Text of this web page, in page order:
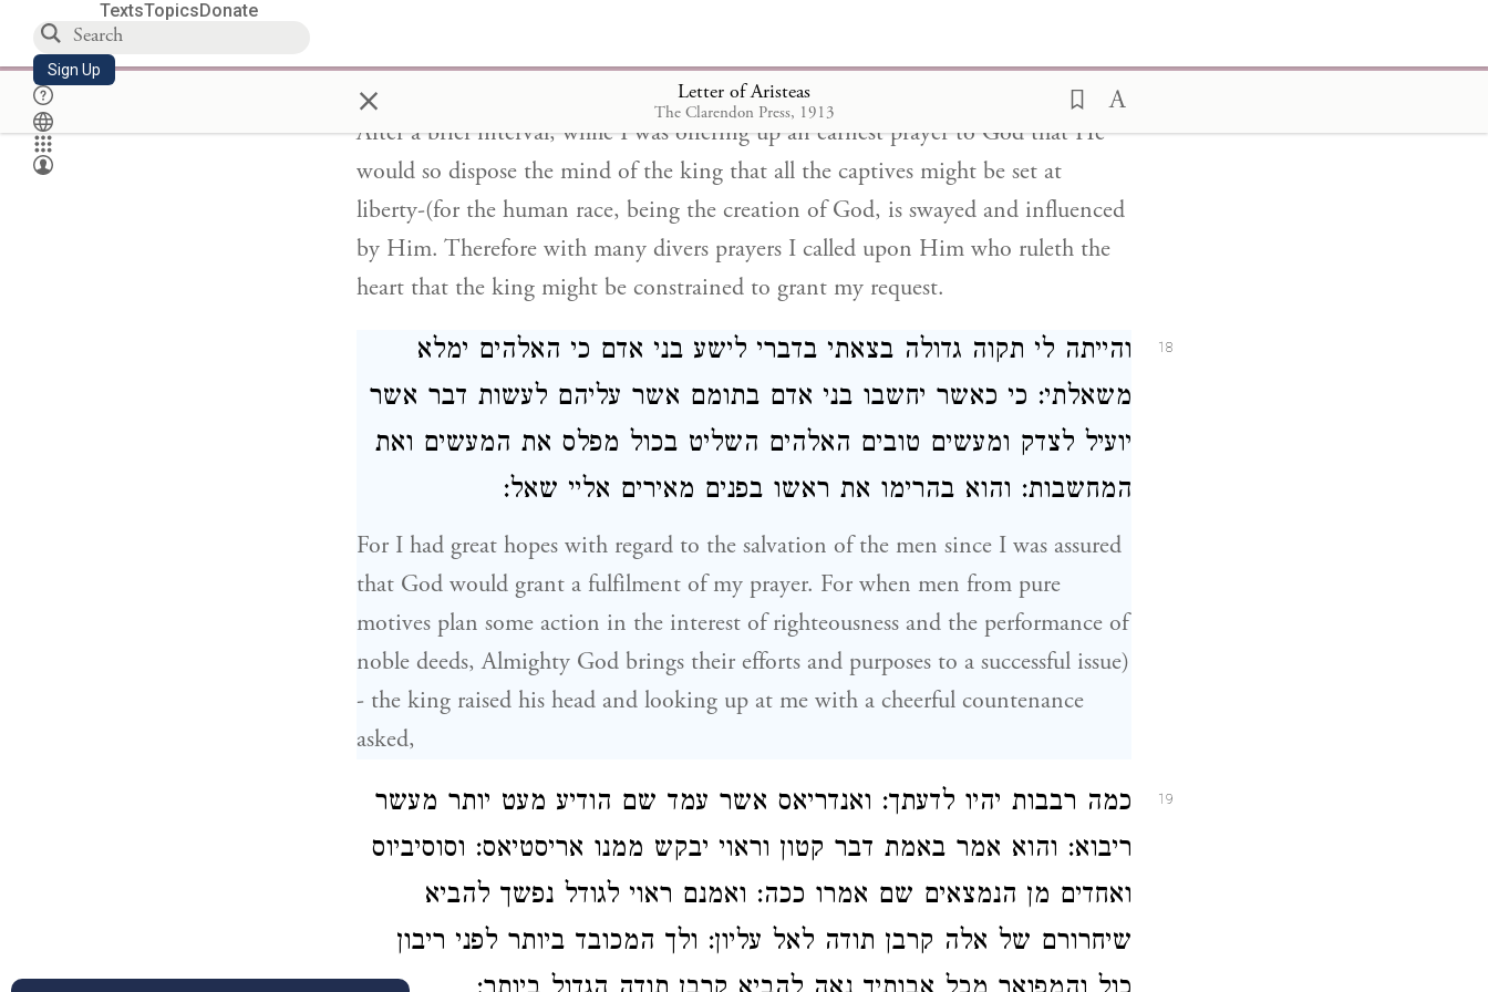
TextsTopicsDonate
Sign Up × Letter of Aristeas
The Clarendon Press, 1913
יעוררהו לעשות את אשר ביקשתי:
After a brief interval, while I was offering up an earnest prayer to God that He
would so dispose the mind of the king that all the captives might be set at
liberty-(for the human race, being the creation of God, is swayed and influenced
by Him. Therefore with many divers prayers I called upon Him who ruleth the
heart that the king might be constrained to grant my request.
18
והייתה לי תקוה גדולה בצאתי בדברי לישע בני אדם כי האלהים ימלא
משאלתי: כי כאשר יחשבו בני אדם בתומם אשר עליהם לעשות דבר אשר
יועיל לצדק ומעשים טובים האלהים השליט בכול מפלס את המעשים ואת
המחשבות: והוא בהרימו את ראשו בפנים מאירים אליי שאל:
For I had great hopes with regard to the salvation of the men since I was assured
that God would grant a fulfilment of my prayer. For when men from pure
motives plan some action in the interest of righteousness and the performance of
noble deeds, Almighty God brings their efforts and purposes to a successful issue)
- the king raised his head and looking up at me with a cheerful countenance
asked,
19
כמה רבבות יהיו לדעתך: ואנדריאס אשר עמד שם הודיע מעט יותר מעשר
ריבוא: והוא אמר באמת דבר קטון וראוי יבקש ממנו אריסטיאס: וסוסיביוס
ואחדים מן הנמצאים שם אמרו ככה: ואמנם ראוי לגודל נפשך להביא
שיחרורם של אלה קרבן תודה לאל עליון: ולך המכובד ביותר לפני ריבון